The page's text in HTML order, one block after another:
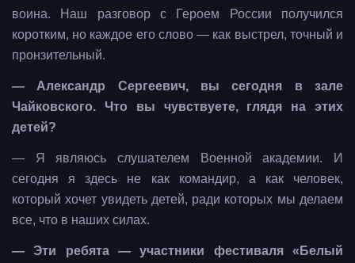
воина. Наш разговор с Героем России получился
коротким, но каждое его слово — как выстрел, точный и
пронзительный.
— Александр Сергеевич, вы сегодня в зале
Чайковского. Что вы чувствуете, глядя на этих
детей?
— Я являюсь слушателем Военной академии. И
сегодня я здесь не как командир, а как человек,
который хочет увидеть детей, ради которых мы делаем
все, что в наших силах.
— Эти ребята — участники фестиваля «Белый